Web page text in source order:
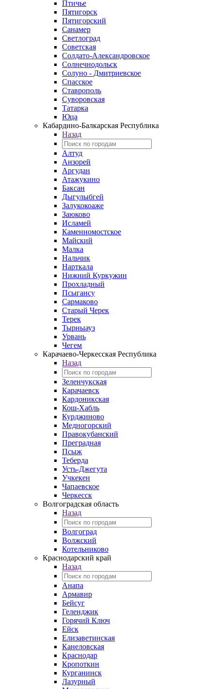
Птичье
Пятигорск
Пятигорский
Санамер
Светлоград
Советская
Солдато-Александровское
Солнечнодольск
Солуно - Дмитриевское
Спасское
Ставрополь
Суворовская
Татарка
Юца
Кабардино‑Балкарская Республика
Назад
Алтуд
Анзорей
Аргудан
Атажукино
Баксан
Дыгулыбгей
Залукокоаже
Заюково
Исламей
Каменномостское
Майский
Малка
Нальчик
Нарткала
Нижний Куркужин
Прохладный
Псыгансу
Сармаково
Старый Черек
Терек
Тырныауз
Урвань
Чегем
Карачаево-Черкесская Республика
Назад
Зеленчукская
Карачаевск
Кардоникская
Кош-Хабль
Курджиново
Медногорский
Правокубанский
Преградная
Псыж
Теберда
Усть-Джегута
Учкекен
Чапаевское
Черкесск
Волгоградская область
Назад
Волгоград
Волжский
Котельниково
Краснодарский край
Назад
Анапа
Армавир
Бейсуг
Геленджик
Горячий Ключ
Ейск
Елизаветинская
Канеловская
Краснодар
Кропоткин
Курганинск
Лазурный